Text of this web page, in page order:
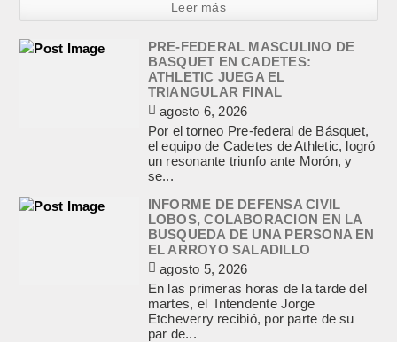
Leer más
PRE-FEDERAL MASCULINO DE
BASQUET EN CADETES:
ATHLETIC JUEGA EL
TRIANGULAR FINAL
agosto 6, 2026
Por el torneo Pre-federal de Básquet,
el equipo de Cadetes de Athletic, logró
un resonante triunfo ante Morón, y
se...
INFORME DE DEFENSA CIVIL
LOBOS, COLABORACION EN LA
BUSQUEDA DE UNA PERSONA EN
EL ARROYO SALADILLO
agosto 5, 2026
En las primeras horas de la tarde del
martes, el Intendente Jorge
Etcheverry recibió, por parte de su
par de...